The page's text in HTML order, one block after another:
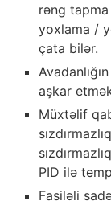
rəng
yoxlama /
çata bilər.
aşkar
Müxtəlif
PID ilə
Fasiləli